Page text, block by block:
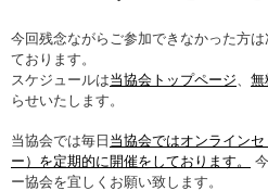
今回残念ながらご参加できなかった方
ております。
スケジュールは当協会トップページ、 無
らせいたします。
当協会では毎日 当協会ではオンラインセ
ー）を定期的に開催をしております。
ー協会を宜しくお願い致します。